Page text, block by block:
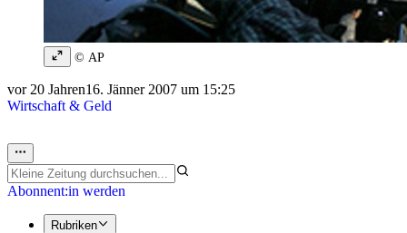
© AP
vor 20 Jahren16. Jänner 2007 um 15:25
Wirtschaft & Geld
Abonnent:in werden
Rubriken